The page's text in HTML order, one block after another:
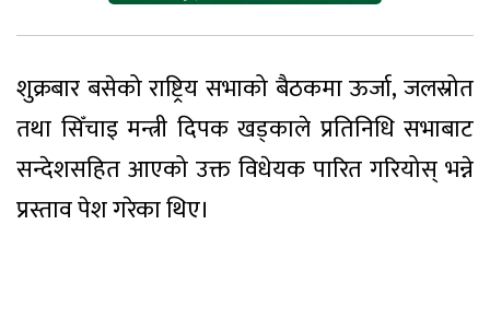
शुक्रबार बसेको राष्ट्रिय सभाको बैठकमा ऊर्जा, जलस्रोत
तथा सिँचाइ मन्त्री दिपक खड्काले प्रतिनिधि सभाबाट
सन्देशसहित आएको उक्त विधेयक पारित गरियोस् भन्ने
प्रस्ताव पेश गरेका थिए।